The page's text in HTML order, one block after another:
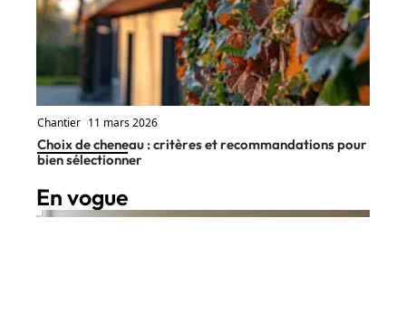
Chantier 11 mars 2026
Choix de cheneau : critères et recommandations pour
bien sélectionner
En vogue